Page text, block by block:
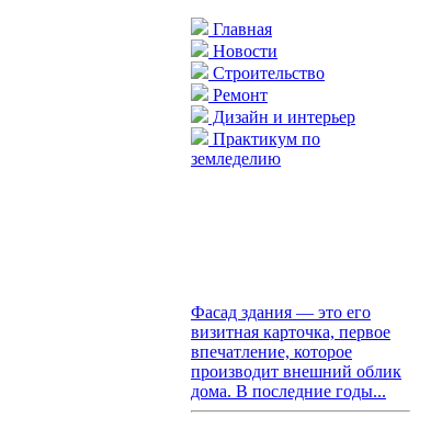
Главная
Новости
Строительство
Ремонт
Дизайн и интерьер
Практикум по
земледелию
Фасад здания — это его
визитная карточка, первое
впечатление, которое
производит внешний облик
дома. В последние годы...